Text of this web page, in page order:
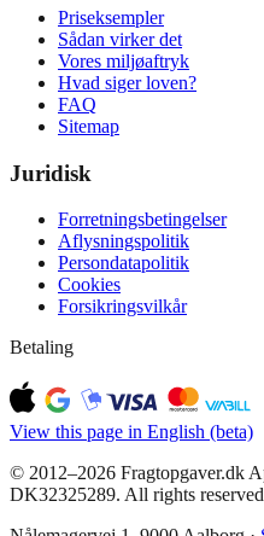
Priseksempler
Sådan virker det
Vores miljøaftryk
Hvad siger loven?
FAQ
Sitemap
Juridisk
Forretningsbetingelser
Aflysningspolitik
Persondatapolitik
Cookies
Forsikringsvilkår
Betaling
View this page in English (beta)
© 2012–2026 Fragtopgaver.dk
DK32325289. All rights